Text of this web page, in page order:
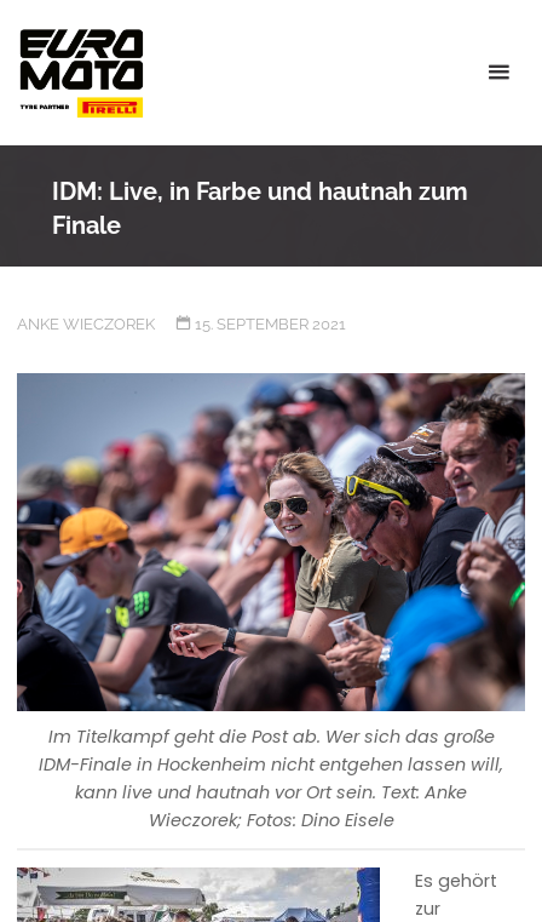
content
IDM: Live, in Farbe und hautnah zum
Finale
ANKE WIECZOREK 15. SEPTEMBER 2021
Im Titelkampf geht die Post ab. Wer sich das große
IDM-Finale in Hockenheim nicht entgehen lassen will,
kann live und hautnah vor Ort sein. Text: Anke
Wieczorek; Fotos: Dino Eisele
Es gehört
zur